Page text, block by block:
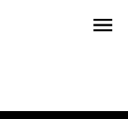
menu